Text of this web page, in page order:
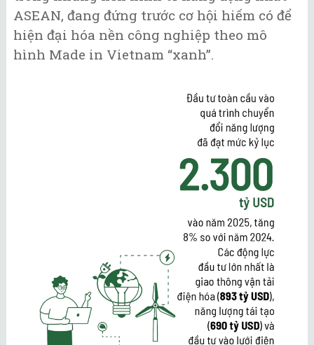
ASEAN, đang đứng trước cơ hội hiếm có để
hiện đại hóa nền công nghiệp theo mô
hình Made in Vietnam “xanh”.